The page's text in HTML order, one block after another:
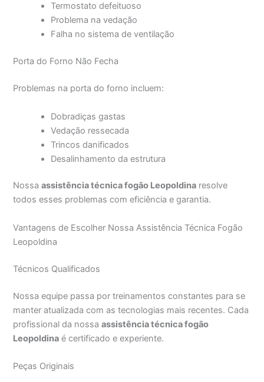
Termostato defeituoso
Problema na vedação
Falha no sistema de ventilação
Porta do Forno Não Fecha
Problemas na porta do forno incluem:
Dobradiças gastas
Vedação ressecada
Trincos danificados
Desalinhamento da estrutura
Nossaassistência técnica fogão Leopoldina resolve
todos esses problemas com eficiência e garantia.
Vantagens de Escolher Nossa Assistência Técnica Fogão
Leopoldina
Técnicos Qualificados
Nossa equipe passa por treinamentos constantes para se
manter atualizada com as tecnologias mais recentes. Cada
profissional da nossaassistência técnica fogão
Leopoldina é certificado e experiente.
Peças Originais